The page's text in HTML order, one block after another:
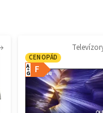
CENOPÁD
F
A
G